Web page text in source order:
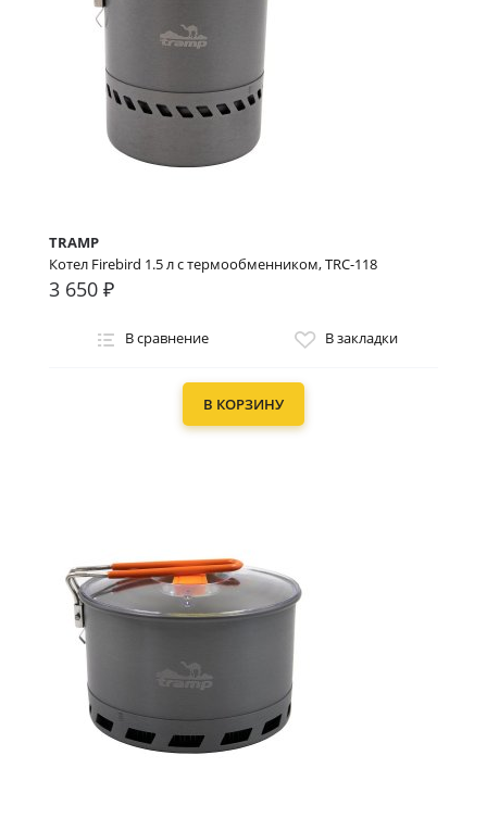
TRAMP
Котел Firebird 1.5 л c термообменником, TRC-118
3 650 ₽
В сравнение В закладки
В КОРЗИНУ